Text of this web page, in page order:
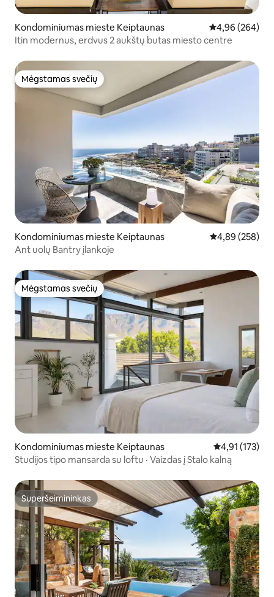
Kondominiumas mieste Keiptaunas Vidutinis
4,96 (264)
Itin modernus, erdvus 2 aukštų butas miesto centre
Mėgstamas svečių
Mėgstamas svečių
Kondominiumas mieste Keiptaunas Vidutinis
4,89 (258)
Ant uolų Bantry įlankoje
Mėgstamas svečių
Mėgstamas svečių
Kondominiumas mieste Keiptaunas Vidutinis
4,91 (173)
Studijos tipo mansarda su loftu · Vaizdas į Stalo kalną
Superšeimininkas
Superšeimininkas